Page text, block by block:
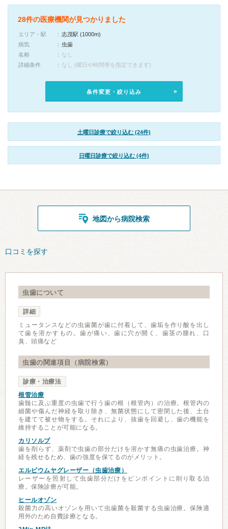
28件の医療機関が見つかりました
エリア・駅
志茂駅 (1000m)
病気
虫歯
名称
なし
詳細条件
なし (曜日や時間帯を指定できます)
条件変更・絞り込み
土曜日診療で絞り込む (24件)
日曜日診療で絞り込む (4件)
地図から病院検索
口コミを探す
虫歯について
詳細
ミュータンスなどの虫歯菌が歯に付着して、歯垢を作り酸を出し
て歯を溶かすもの。歯が痛い、歯に穴が開く、歯茎の腫れ、口
臭、頭痛など
虫歯の関連項目（病院検索）
診療・治療法
根管治療
歯髄に及ぶ重度の虫歯で行う歯の根（根管内）の治療。根管内の
細菌や傷んだ神経を取り除き、無菌状態にして密閉した後、土台
を建てて被せ物をする。それにより、抜歯を回避し、歯の機能を
維持することが可能になる。
カリソルブ
歯を削らず、薬剤で虫歯の部分だけを溶かす無痛の虫歯治療。神
経を残せるため、歯の強度を保てるのがメリット。
エルビウムヤグレーザー（虫歯治療）
レーザーを照射して虫歯部分だけをピンポイントに削り取る治
療。保険診療が可能。
ヒールオゾン
殺菌力の高いオゾンを用いて虫歯菌を殺菌する虫歯治療。保険適
用外のため自費診療となる。